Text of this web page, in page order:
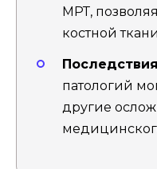
МРТ,
костной
патологий
другие